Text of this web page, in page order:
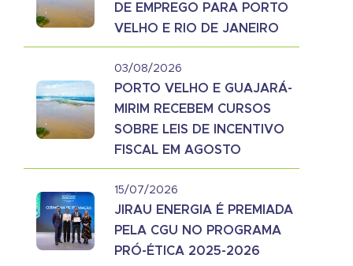
DE EMPREGO PARA PORTO
VELHO E RIO DE JANEIRO
03/08/2026
PORTO VELHO E GUAJARÁ-
MIRIM RECEBEM CURSOS
SOBRE LEIS DE INCENTIVO
FISCAL EM AGOSTO
15/07/2026
JIRAU ENERGIA É PREMIADA
PELA CGU NO PROGRAMA
PRÓ-ÉTICA 2025-2026